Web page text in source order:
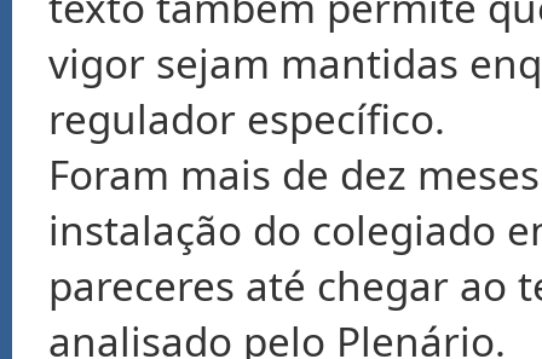
vigor sejam mantidas
regulador específico.
Foram mais de dez
instalação do colegiado
pareceres até chegar ao
analisado pelo Plenário.